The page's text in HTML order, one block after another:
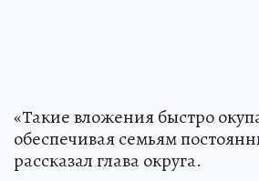
«Такие вложения быстро
обеспечивая семьям
рассказал глава округа.